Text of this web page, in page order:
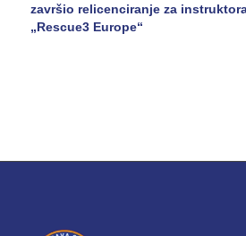
završio relicenciranje za
„Rescue3 Europe“